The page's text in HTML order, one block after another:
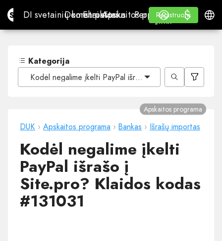
Site.proDI svetainių konstruktorius
DI svetainių konstruktorius
Domenai
DomenaiEl. paštas
El. paštasApskaitos programa
Apskaitos programa
Perpardavėjams
„WHITE LABEL“
Mokymasis
Mokymasis
Registruotis
Registruotis
Prisijungti
$
$
Kategorija
Kodėl negalime įkelti PayPal išrašo į Site.pro? Klaidos
DUK › Apskaitos programa › Bankas › Išrašų importas
Apskaitos programa
Kodėl negalime įkelti
PayPal išrašo į
Site.pro? Klaidos kodas
#131031